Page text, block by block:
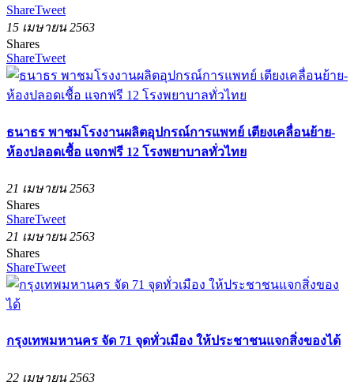
ShareTweet
15 เมษายน 2563
Shares
ShareTweet
ธนาธร พาชมโรงงานผลิตอุปกรณ์การแพทย์ เตียงเคลื่อนย้าย-
ห้องปลอดเชื้อ แจกฟรี 12 โรงพยาบาลทั่วไทย
21 เมษายน 2563
Shares
ShareTweet
21 เมษายน 2563
Shares
ShareTweet
กรุงเทพมหานคร จัด 71 จุดทั่วเมือง ให้ประชาชนแจกสิ่งของได้
22 เมษายน 2563